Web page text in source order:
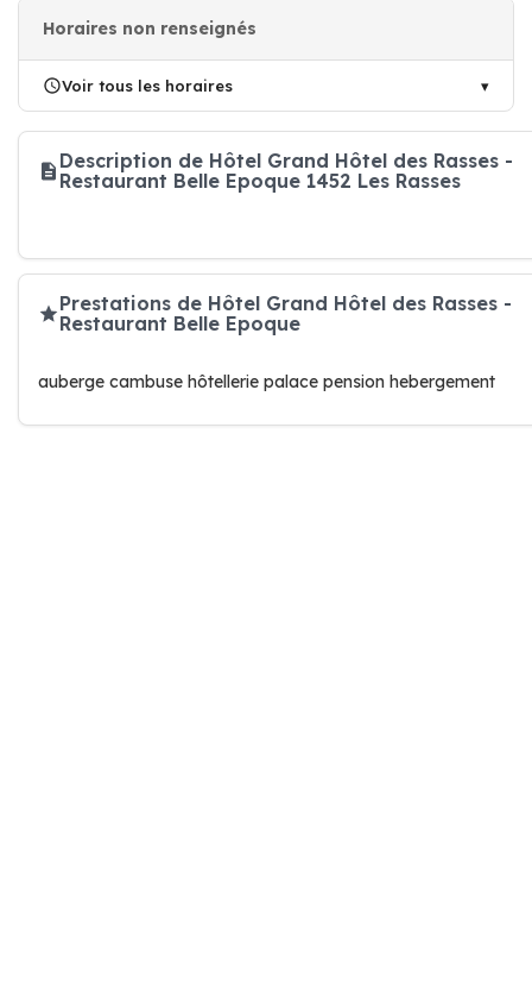
Horaires non renseignés
Voir tous les horaires
Description de Hôtel Grand Hôtel des Rasses -
Restaurant Belle Epoque 1452 Les Rasses
Prestations de Hôtel Grand Hôtel des Rasses -
Restaurant Belle Epoque
auberge cambuse hôtellerie palace pension hebergement